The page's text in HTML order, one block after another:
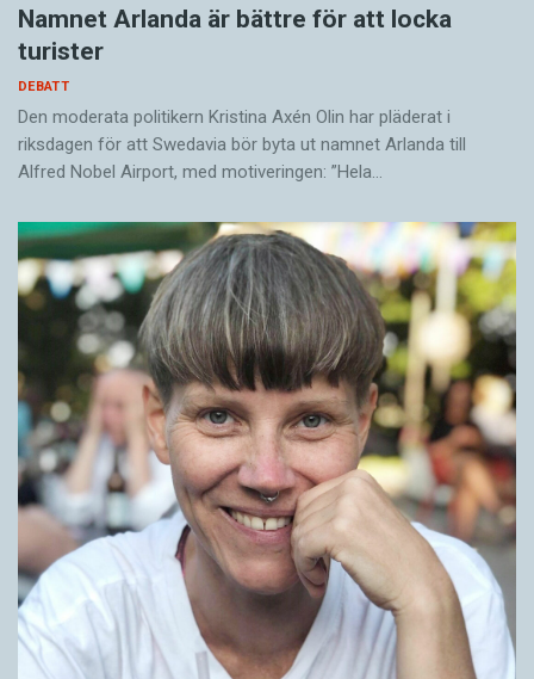
Namnet Arlanda är bättre för att locka
turister
DEBATT
Den moderata politikern Kristina Axén Olin har pläderat i
riksdagen för att Swedavia bör byta ut namnet Arlanda till
Alfred Nobel Airport, med motiveringen: ”Hela…